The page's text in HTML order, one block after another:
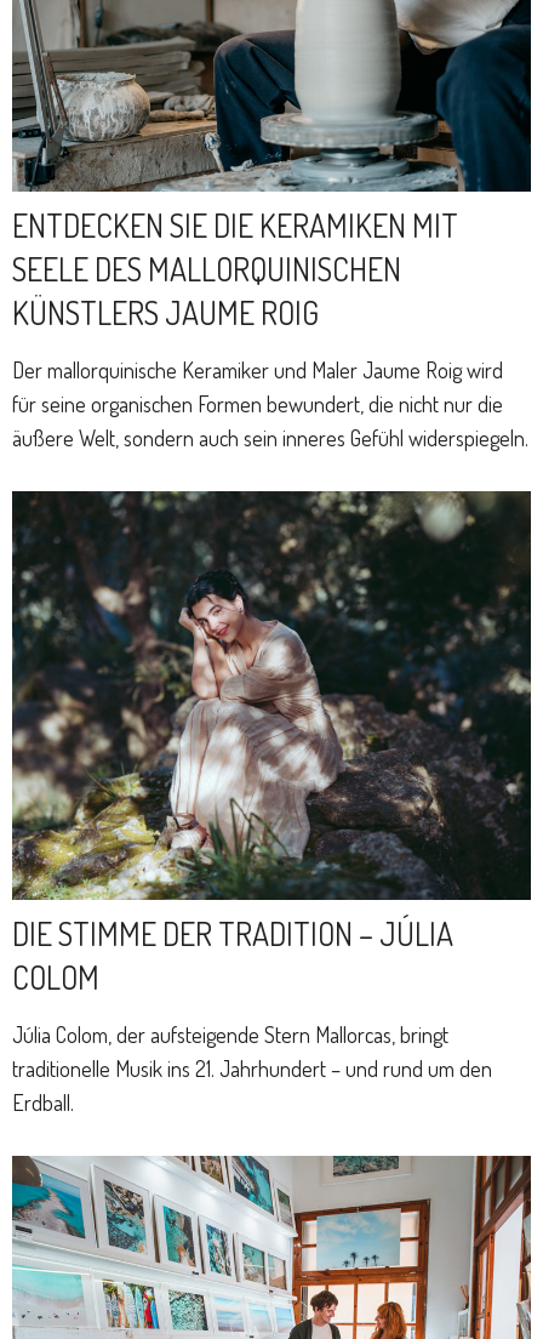
ENTDECKEN SIE DIE KERAMIKEN MIT
SEELE DES MALLORQUINISCHEN
KÜNSTLERS JAUME ROIG
Der mallorquinische Keramiker und Maler Jaume Roig wird
für seine organischen Formen bewundert, die nicht nur die
äußere Welt, sondern auch sein inneres Gefühl widerspiegeln.
DIE STIMME DER TRADITION – JÚLIA
COLOM
Júlia Colom, der aufsteigende Stern Mallorcas, bringt
traditionelle Musik ins 21. Jahrhundert – und rund um den
Erdball.